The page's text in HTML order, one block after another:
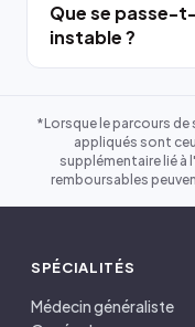
Que se passe-
instable ?
*Lorsque le parcours
appliqués sont
supplémentaire lié à
remboursables
SPÉCIALITÉS
Médecin généraliste